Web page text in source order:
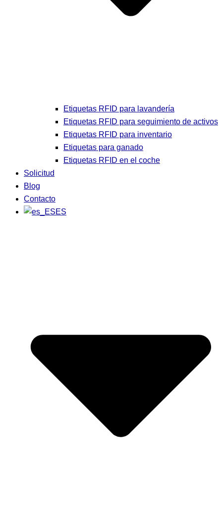
Etiquetas RFID para lavandería
Etiquetas RFID para seguimiento de activos
Etiquetas RFID para inventario
Etiquetas para ganado
Etiquetas RFID en el coche
Solicitud
Blog
Contacto
ES